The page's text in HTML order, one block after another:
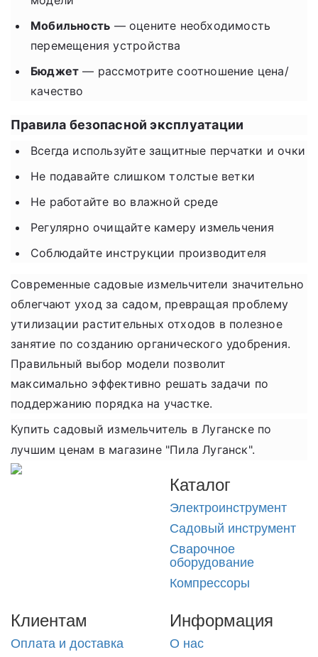
Мобильность — оцените необходимость
перемещения устройства
Бюджет — рассмотрите соотношение цена/
качество
Правила безопасной эксплуатации
Всегда используйте защитные перчатки и очки
Не подавайте слишком толстые ветки
Не работайте во влажной среде
Регулярно очищайте камеру измельчения
Соблюдайте инструкции производителя
Современные садовые измельчители значительно
облегчают уход за садом, превращая проблему
утилизации растительных отходов в полезное
занятие по созданию органического удобрения.
Правильный выбор модели позволит
максимально эффективно решать задачи по
поддержанию порядка на участке.
Купить садовый измельчитель в Луганске по
лучшим ценам в магазине "Пила Луганск".
Каталог
Электроинструмент
Садовый инструмент
Сварочное
оборудование
Компрессоры
Клиентам
Оплата и доставка
Информация
О нас